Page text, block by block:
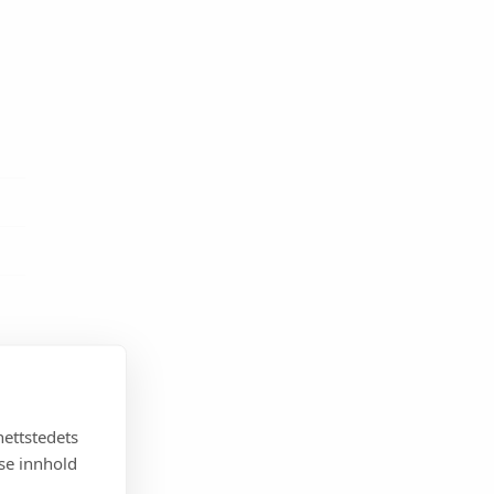
innhold